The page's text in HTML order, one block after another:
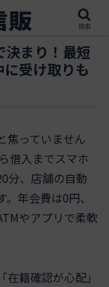
決まり！最短
受け取りも
焦っていません
借入までスマホ
分、店舗の自動
年会費は0円、
やアプリで柔軟
籍確認が心配」
検索